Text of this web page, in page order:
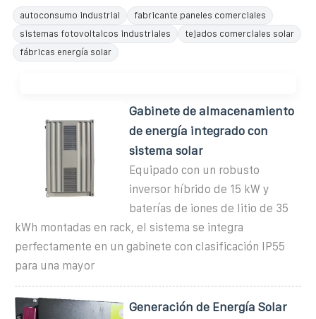
autoconsumo industrial
fabricante paneles comerciales
sistemas fotovoltaicos industriales
tejados comerciales solar
fábricas energía solar
Gabinete de almacenamiento
de energía integrado con
sistema solar
Equipado con un robusto
inversor híbrido de 15 kW y
baterías de iones de litio de 35
kWh montadas en rack, el sistema se integra
perfectamente en un gabinete con clasificación IP55
para una mayor
Generación de Energía Solar